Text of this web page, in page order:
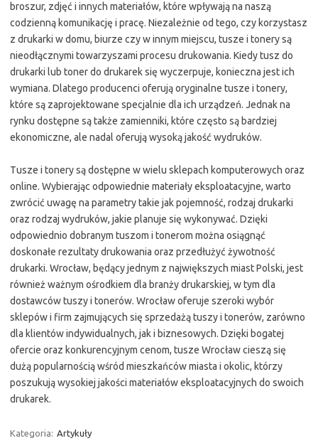
broszur, zdjęć i innych materiałów, które wpływają na naszą
codzienną komunikację i pracę. Niezależnie od tego, czy korzystasz
z drukarki w domu, biurze czy w innym miejscu, tusze i tonery są
nieodłącznymi towarzyszami procesu drukowania. Kiedy tusz do
drukarki lub toner do drukarek się wyczerpuje, konieczna jest ich
wymiana. Dlatego producenci oferują oryginalne tusze i tonery,
które są zaprojektowane specjalnie dla ich urządzeń. Jednak na
rynku dostępne są także zamienniki, które często są bardziej
ekonomiczne, ale nadal oferują wysoką jakość wydruków.
Tusze i tonery są dostępne w wielu sklepach komputerowych oraz
online. Wybierając odpowiednie materiały eksploatacyjne, warto
zwrócić uwagę na parametry takie jak pojemność, rodzaj drukarki
oraz rodzaj wydruków, jakie planuje się wykonywać. Dzięki
odpowiednio dobranym tuszom i tonerom można osiągnąć
doskonałe rezultaty drukowania oraz przedłużyć żywotność
drukarki. Wrocław, będący jednym z największych miast Polski, jest
również ważnym ośrodkiem dla branży drukarskiej, w tym dla
dostawców tuszy i tonerów. Wrocław oferuje szeroki wybór
sklepów i firm zajmujących się sprzedażą tuszy i tonerów, zarówno
dla klientów indywidualnych, jak i biznesowych. Dzięki bogatej
ofercie oraz konkurencyjnym cenom, tusze Wrocław cieszą się
dużą popularnością wśród mieszkańców miasta i okolic, którzy
poszukują wysokiej jakości materiałów eksploatacyjnych do swoich
drukarek.
Kategoria: Artykuły